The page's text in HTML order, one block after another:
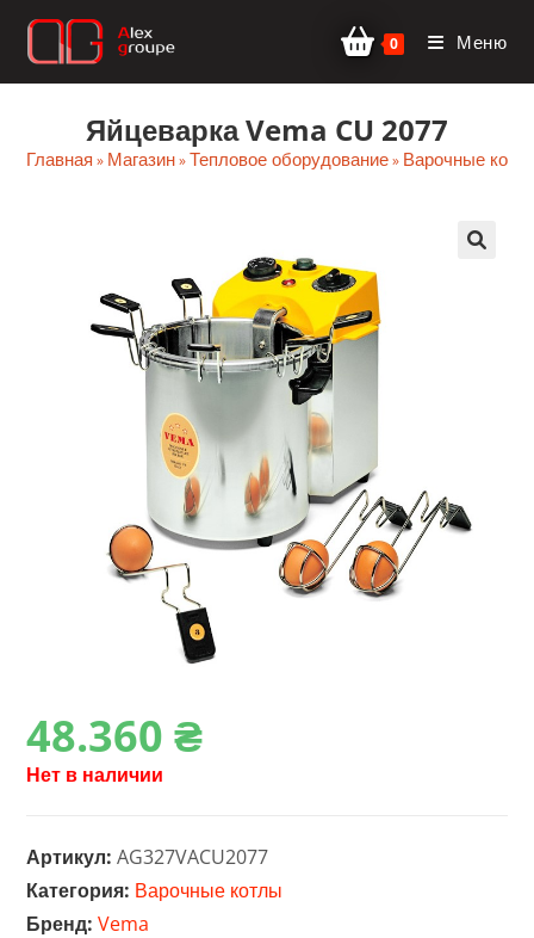
Перейти
0 Меню
Яйцеварка Vema CU 2077
Главная » Магазин»Тепловое оборудование» Варочные
48.360₴
Нет в наличии
Артикул:AG327VACU2077
Категория: Варочные котлы
Бренд: Vema